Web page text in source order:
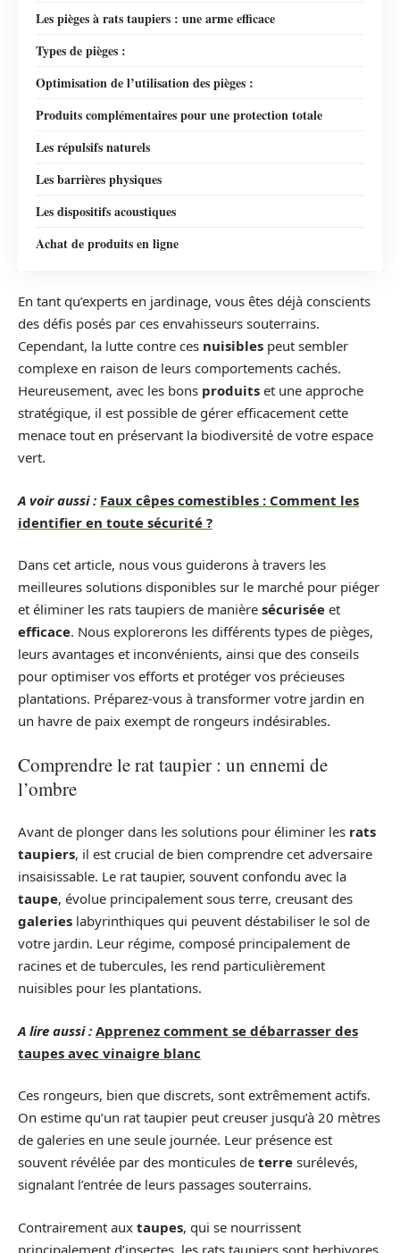
Les pièges à rats taupiers : une arme efficace
Types de pièges :
Optimisation de l’utilisation des pièges :
Produits complémentaires pour une protection totale
Les répulsifs naturels
Les barrières physiques
Les dispositifs acoustiques
Achat de produits en ligne
En tant qu’experts en jardinage, vous êtes déjà conscients
des défis posés par ces envahisseurs souterrains.
Cependant, la lutte contre ces nuisibles peut sembler
complexe en raison de leurs comportements cachés.
Heureusement, avec les bons produits et une approche
stratégique, il est possible de gérer efficacement cette
menace tout en préservant la biodiversité de votre espace
vert.
A voir aussi : Faux cêpes comestibles : Comment les
identifier en toute sécurité ?
Dans cet article, nous vous guiderons à travers les
meilleures solutions disponibles sur le marché pour piéger
et éliminer les rats taupiers de manière sécurisée et
efficace. Nous explorerons les différents types de pièges,
leurs avantages et inconvénients, ainsi que des conseils
pour optimiser vos efforts et protéger vos précieuses
plantations. Préparez-vous à transformer votre jardin en
un havre de paix exempt de rongeurs indésirables.
Comprendre le rat taupier : un ennemi de
l’ombre
Avant de plonger dans les solutions pour éliminer les rats
taupiers, il est crucial de bien comprendre cet adversaire
insaisissable. Le rat taupier, souvent confondu avec la
taupe, évolue principalement sous terre, creusant des
galeries labyrinthiques qui peuvent déstabiliser le sol de
votre jardin. Leur régime, composé principalement de
racines et de tubercules, les rend particulièrement
nuisibles pour les plantations.
A lire aussi : Apprenez comment se débarrasser des
taupes avec vinaigre blanc
Ces rongeurs, bien que discrets, sont extrêmement actifs.
On estime qu’un rat taupier peut creuser jusqu’à 20 mètres
de galeries en une seule journée. Leur présence est
souvent révélée par des monticules de terre surélevés,
signalant l’entrée de leurs passages souterrains.
Contrairement aux taupes, qui se nourrissent
principalement d’insectes, les rats taupiers sont herbivores.